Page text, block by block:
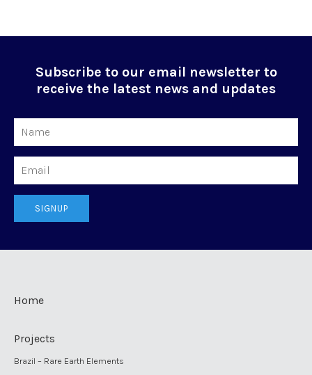
Subscribe to our email newsletter to
receive the latest news and updates
SIGNUP
Home
Projects
Brazil – Rare Earth Elements